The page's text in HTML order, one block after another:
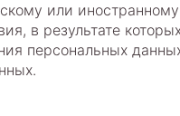
или
в результате
персональных